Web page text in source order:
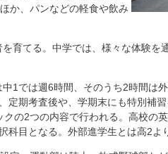
か、パンなどの軽食や飲み
育てる。中学では、様々な体験を
1では週6時間、そのうち2時間は
定期考査後や、学期末にも特別補
の2つの内容で行われる。高校の
目となる。外部進学生とは高2よ